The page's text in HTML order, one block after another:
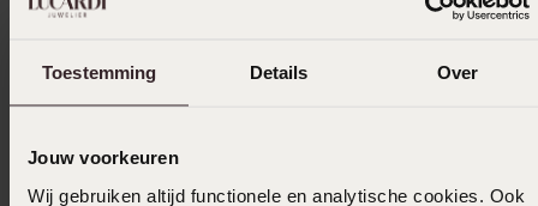
Toestemming Details Over
Jouw voorkeuren
Wij gebruiken altijd functionele en analytische cookies. Ook